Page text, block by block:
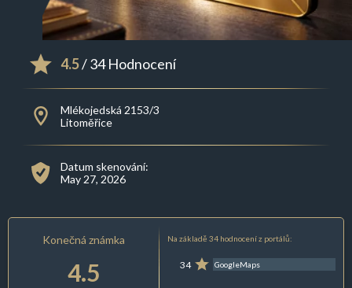
4.5/ 34 Hodnocení
Mlékojedská 2153/3
Litoměřice
Datum skenování:
May 27, 2026
Konečná známka
4.5
Na základě 34 hodnocení z portálů:
34 GoogleMaps